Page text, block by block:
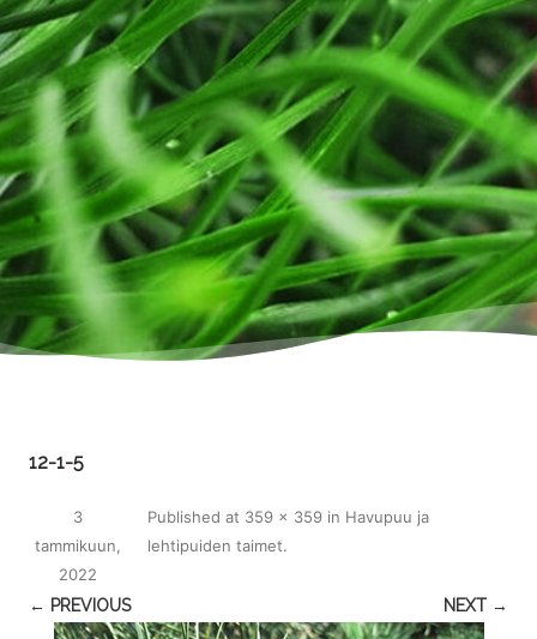
12-1-5
Published
3
tammikuun,
2022
at 359 × 359 in Havupuu ja
lehtipuiden taimet.
← PREVIOUS NEXT →